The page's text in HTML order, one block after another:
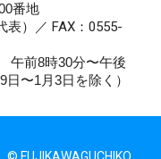
番地
表）／ FAX：0555-
午前8時30分〜午後
〜1月3日を除く）